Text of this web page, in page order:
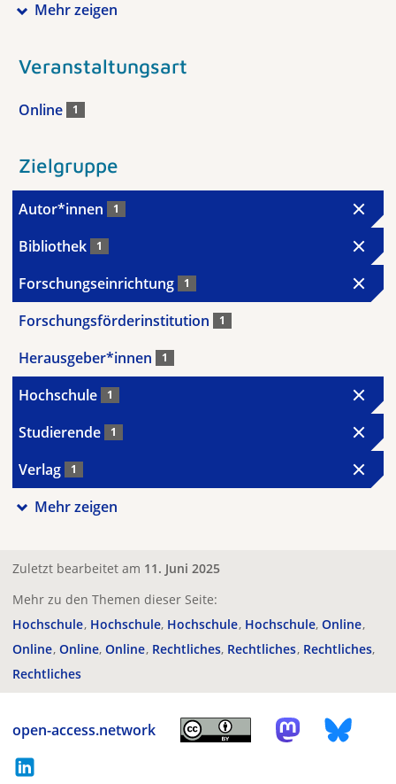
Mehr zeigen
Veranstaltungsart
Online 1
Zielgruppe
Autor*innen 1
Bibliothek 1
Forschungseinrichtung 1
Forschungsförderinstitution 1
Herausgeber*innen 1
Hochschule 1
Studierende 1
Verlag 1
Mehr zeigen
Zuletzt bearbeitet am 11. Juni 2025
Mehr zu den Themen dieser Seite:
Hochschule Hochschule Hochschule Hochschule Online
Online Online Online Rechtliches Rechtliches Rechtliches
Rechtliches
open-access.network